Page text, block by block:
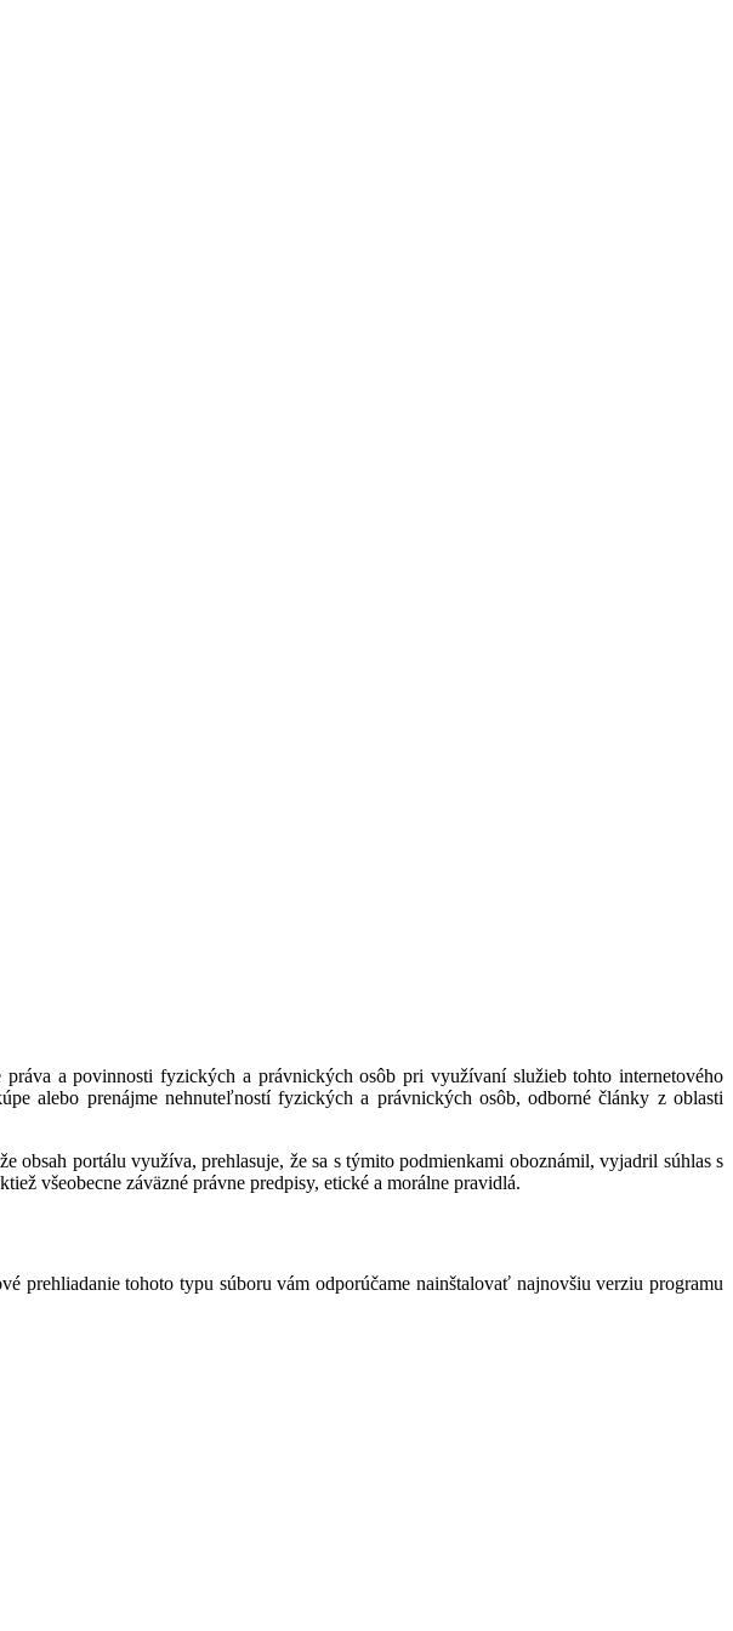
a povinnosti fyzických a právnických osôb pri využívaní služieb tohto internetového
alebo prenájme nehnuteľností fyzických a právnických osôb, odborné články z oblasti
obsah portálu využíva, prehlasuje, že sa s týmito podmienkami oboznámil, vyjadril súhlas s
všeobecne záväzné právne predpisy, etické a morálne pravidlá.
prehliadanie tohoto typu súboru vám odporúčame nainštalovať najnovšiu verziu programu